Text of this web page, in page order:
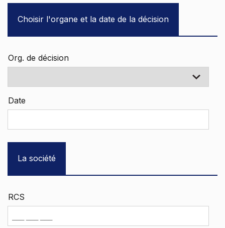
Choisir l'organe et la date de la décision
Org. de décision
Date
La société
RCS